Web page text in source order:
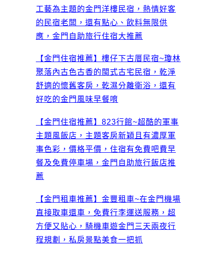
工藝為主題的金門洋樓民宿，熱情好客
的民宿老闆，還有點心、飲料無限供
應，金門自助旅行住宿大推薦
【金門住宿推薦】樓仔下古厝民宿~瓊林
聚落內古色古香的閩式古宅民宿，乾淨
舒適的懷舊客房，乾濕分離衛浴，還有
好吃的金門風味早餐唷
【金門住宿推薦】823行館~超酷的軍事
主題風飯店，主題客房新穎且有濃厚軍
事色彩，價格平價，住宿有免費吧費早
餐及免費停車場，金門自助旅行飯店推
薦
【金門租車推薦】金豐租車~在金門機場
直接取車還車，免費行李運送服務，超
方便又貼心，騎機車遊金門三天兩夜行
程規劃，私房景點美食一把抓